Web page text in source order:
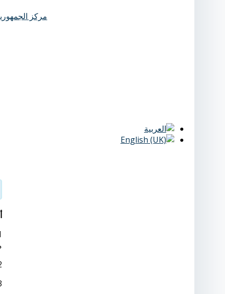
مركز
2- ألا يقل مجموع درجاته في
3- أن يجتاز الطالب